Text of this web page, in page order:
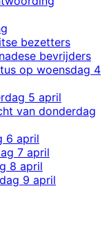
bezetters
bevrijders
woensdag 4 april
5 april
donderdag 5 op
april
april
9 april